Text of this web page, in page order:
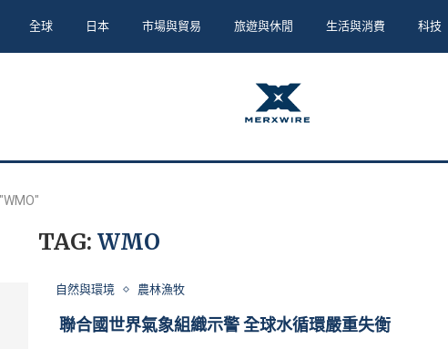
全球 日本 市場與貿易 旅遊與休閒 生活與消費 科技
TAG: WMO
自然與環境 農林漁牧
聯合國世界氣象組織示警 全球水循環嚴重失衡